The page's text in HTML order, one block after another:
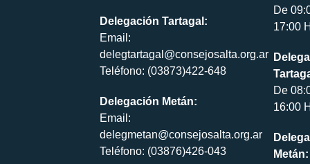
Delegación Tartagal:
Email:
delegtartagal@consejosalta.org.ar
Teléfono: (03873)422-648
Delegación Metán:
Email:
delegmetan@consejosalta.org.ar
Teléfono: (03876)426-043
De
17:00
De
16:00
Metán: